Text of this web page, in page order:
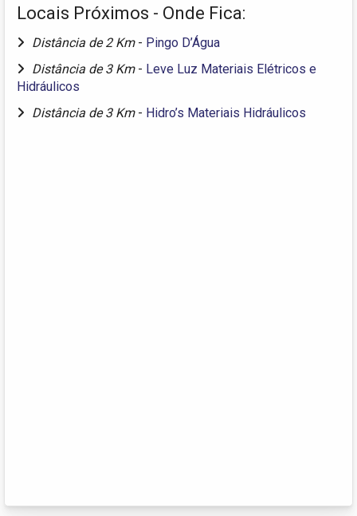
Locais Próximos - Onde Fica:
Distância de 2 Km - Pingo D’Água
Distância de 3 Km - Leve Luz Materiais Elétricos e
Hidráulicos
Distância de 3 Km - Hidro’s Materiais Hidráulicos